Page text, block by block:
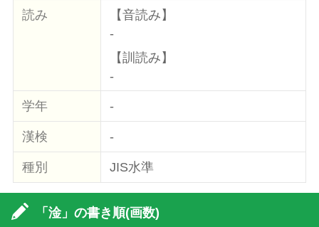
読み
【音読み】
-
【訓読み】
-
学年 -
漢検 -
種別 JIS水準
「淦」の書き順(画数)